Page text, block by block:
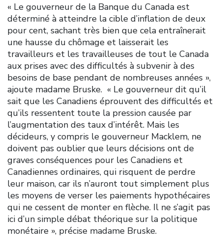
« Le gouverneur de la Banque du Canada est
déterminé à atteindre la cible d’inflation de deux
pour cent, sachant très bien que cela entraînerait
une hausse du chômage et laisserait les
travailleurs et les travailleuses de tout le Canada
aux prises avec des difficultés à subvenir à des
besoins de base pendant de nombreuses années »,
ajoute madame Bruske. « Le gouverneur dit qu’il
sait que les Canadiens éprouvent des difficultés et
qu’ils ressentent toute la pression causée par
l’augmentation des taux d’intérêt. Mais les
décideurs, y compris le gouverneur Macklem, ne
doivent pas oublier que leurs décisions ont de
graves conséquences pour les Canadiens et
Canadiennes ordinaires, qui risquent de perdre
leur maison, car ils n’auront tout simplement plus
les moyens de verser les paiements hypothécaires
qui ne cessent de monter en flèche. Il ne s’agit pas
ici d’un simple débat théorique sur la politique
monétaire », précise madame Bruske.